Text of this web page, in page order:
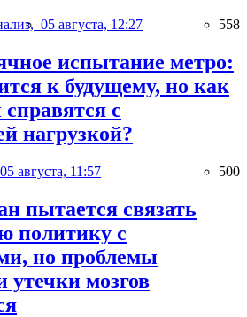
05 августа, 12:27 558
испытание метро:
к будущему, но как
с
нагрузкой?
05 августа, 11:57 500
пытается связать
политику с
но проблемы
утечки мозгов